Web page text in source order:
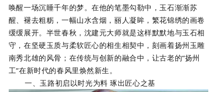
唤醒一场沉睡千年的梦。在他的笔墨勾勒中，玉石渐渐苏
醒、褪去粗粝，一幅山水含烟，丽人凝眸，繁花锦绣的画卷
缓缓展开。半世春秋，沈建元大师就是这样默默地与玉石相
守，在坚硬玉质与柔软匠心的相生相契中，刻画着扬州玉雕
南秀北雄的风骨；在传统与创新的融合中，让古老的“扬州
工”在新时代的春风里焕然新生。
一、玉路初启以时光为料 琢出匠心之基